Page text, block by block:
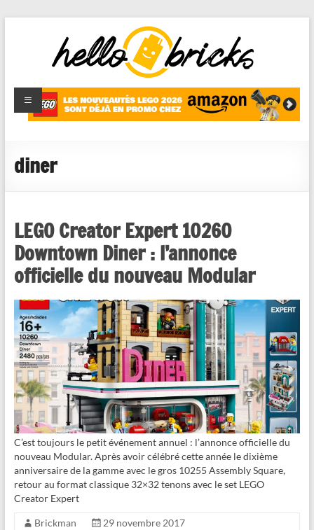
HelloBricks
Blog LEGO,
nouveaut�s
reviews
diner
LEGO Creator Expert 10260
Downtown Diner : l’annonce
officielle du nouveau Modular
C’est toujours le petit événement annuel : l’annonce officielle du
nouveau Modular. Après avoir célébré cette année le dixième
anniversaire de la gamme avec le gros 10255 Assembly Square,
retour au format classique 32×32 tenons avec le set LEGO
Creator Expert
Brickman
29 novembre 2017